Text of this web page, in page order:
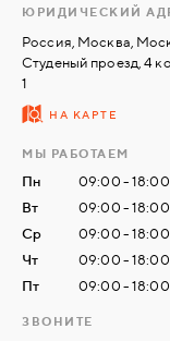
МОСКВА
ЮРИДИЧЕСКИЙ
Россия, Москва,
Студеный проезд, 4
1
НА КАРТЕ
МЫ РАБОТАЕМ
Пн
09:00 - 18:00
Вт
09:00 - 18:00
Ср
09:00 - 18:00
Чт
09:00 - 18:00
Пт
09:00 - 18:00
ЗВОНИТЕ